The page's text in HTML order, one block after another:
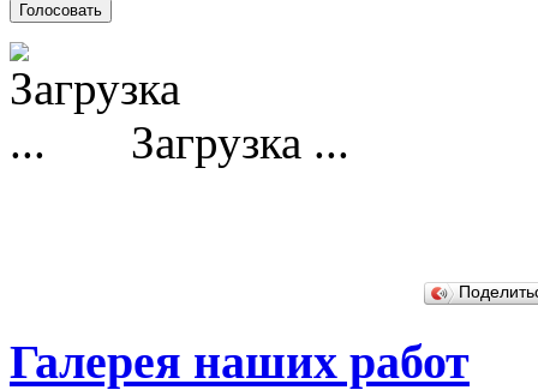
Загрузка ...
Галерея наших работ